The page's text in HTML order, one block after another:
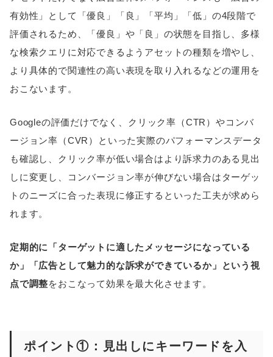
有効性」として「優良」「良」「平均」「低」の4段階で
評価されるため、「優良」や「良」の状態を目指し、多様
な検索クエリに対応できるようアセットの種類を増やし、
より具体的で関連性の高い表現を取り入れるなどの運用を
おこないます。
Googleの評価だけでなく、クリック率（CTR）やコンバ
ージョン率（CVR）といった実際のパフォーマンスデータ
も確認し、クリック率が低い場合はより訴求力のある見出
しに変更し、コンバージョン率が伸びない場合はターゲッ
トのニーズに合った表現に修正するといった工夫が求めら
れます。
定期的に「ターゲットに適したメッセージになっている
か」「広告として魅力的な訴求ができているか」という視
点で調整をおこなって効果を最大化させます。
ポイント①：見出しにキーワードを入